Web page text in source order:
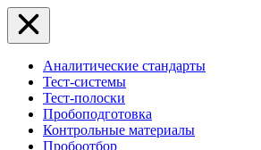
Аналитические стандарты
Тест-системы
Тест-полоски
Пробоподготовка
Контрольные материалы
Пробоотбор